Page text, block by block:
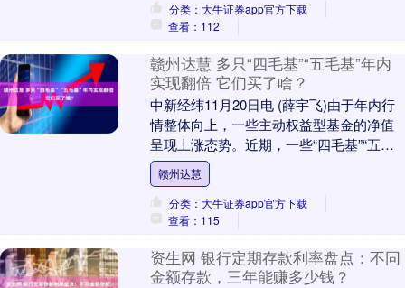
分类：大牛证券app官方下载
查看：112
赣州达慧 多只“四毛基”“五毛基”年内
实现翻倍 它们买了啥？
中新经纬11月20日电 (薛宇飞)由于年内行
情整体向上，一些主动权益型基金的净值
呈现上涨态势。近期，一些“四毛基”“五毛
基”得以逆袭，单位净值实现翻倍，重回1
元....
赣州达慧
分类：大牛证券app官方下载
查看：115
资生网 银行定期存款利率盘点：不同
金额存款，三年能赚多少钱？